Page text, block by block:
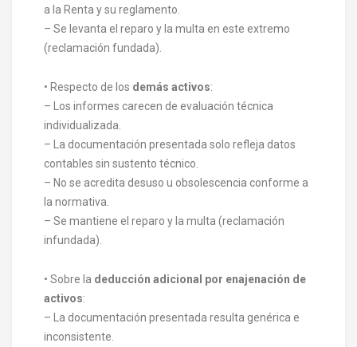
a la Renta y su reglamento.
– Se levanta el reparo y la multa en este extremo
(reclamación fundada).
• Respecto de los demás activos:
– Los informes carecen de evaluación técnica
individualizada.
– La documentación presentada solo refleja datos
contables sin sustento técnico.
– No se acredita desuso u obsolescencia conforme a
la normativa.
– Se mantiene el reparo y la multa (reclamación
infundada).
• Sobre la deducción adicional por enajenación de
activos:
– La documentación presentada resulta genérica e
inconsistente.